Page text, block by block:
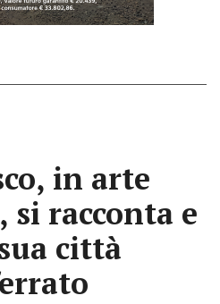
in arte
racconta e
città